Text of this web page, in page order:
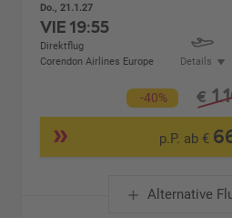
Do., 21.1.27
VIE19:55
Direktflug
Corendon Airlines Europe
Details
-40% €
p.P. ab €
Alternative